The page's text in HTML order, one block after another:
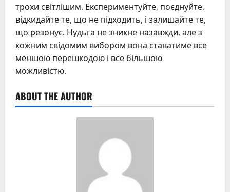
трохи світлішим. Експериментуйте, поєднуйте,
відкидайте те, що не підходить, і залишайте те,
що резонує. Нудьга не зникне назавжди, але з
кожним свідомим вибором вона ставатиме все
меншою перешкодою і все більшою
можливістю.
ABOUT THE AUTHOR